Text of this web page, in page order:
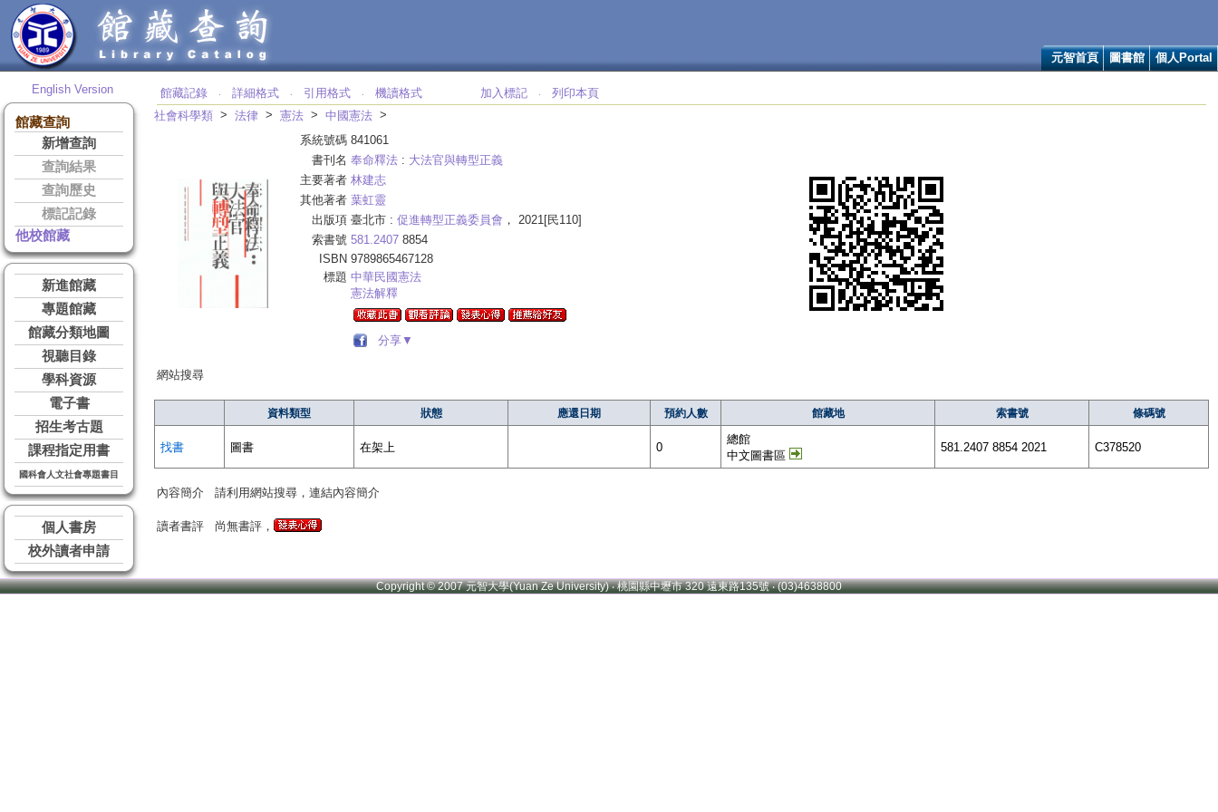
元智首頁 圖書館 個人Portal
English Version
館藏查詢
新增查詢
查詢結果
查詢歷史
標記記錄
他校館藏
新進館藏
專題館藏
館藏分類地圖
視聽目錄
學科資源
電子書
招生考古題
課程指定用書
國科會人文社會專題書目
個人書房
校外讀者申請
館藏記錄 ‧ 詳細格式 ‧ 引用格式 ‧ 機讀格式 加入標記 ‧
列印本頁
社會科學類 > 法律 > 憲法 > 中國憲法 >
系統號碼 841061
書刊名 奉命釋法 : 大法官與轉型正義
主要著者 林建志
其他著者 葉虹靈
出版項 臺北市 : 促進轉型正義委員會 ， 2021[民110]
索書號 581.2407 8854
ISBN 9789865467128
標題 中華民國憲法
憲法解釋
分享▼
網站搜尋
資料類型 狀態 應還日期 預約人數 館藏地 索書號 條碼號
找書 圖書 在架上 0
總館
中文圖書區
581.2407 8854 2021 C378520
內容簡介 請利用網站搜尋，連結內容簡介
讀者書評 尚無書評，
Copyright © 2007 元智大學(Yuan Ze University) ‧ 桃園縣中壢市 320 遠東路135號 ‧ (03)4638800